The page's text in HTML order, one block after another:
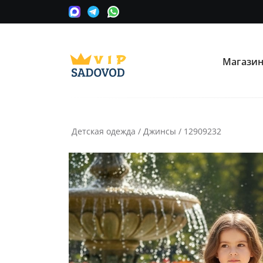
О нас
Информация
Условия покупки
Как сделать заказ
Рассчитать доставку
Доставка и возврат
Магазин
Детская одежда / Джинсы / 12909232